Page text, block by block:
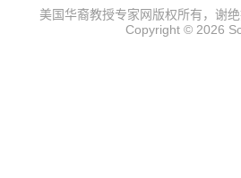
美国华裔教授专家网版权所有，谢
Copyright © 2026